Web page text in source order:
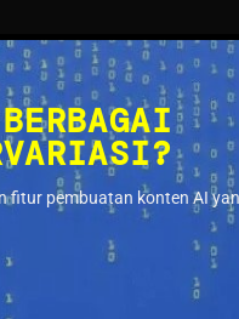
fitur pembuatan konten AI